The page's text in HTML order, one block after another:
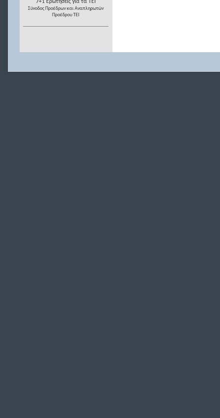
7+1 Ερωτήσεις για τα ΤΕΙ
Σύνοδος Προέδρων και Αναπληρωτών
Προέδρου ΤΕΙ